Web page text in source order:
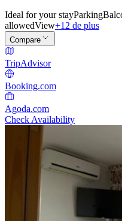
Ideal for your stayParking
allowedView+12 de plus
Compare
TripAdvisor
Booking.com
Agoda.com
Check Availability